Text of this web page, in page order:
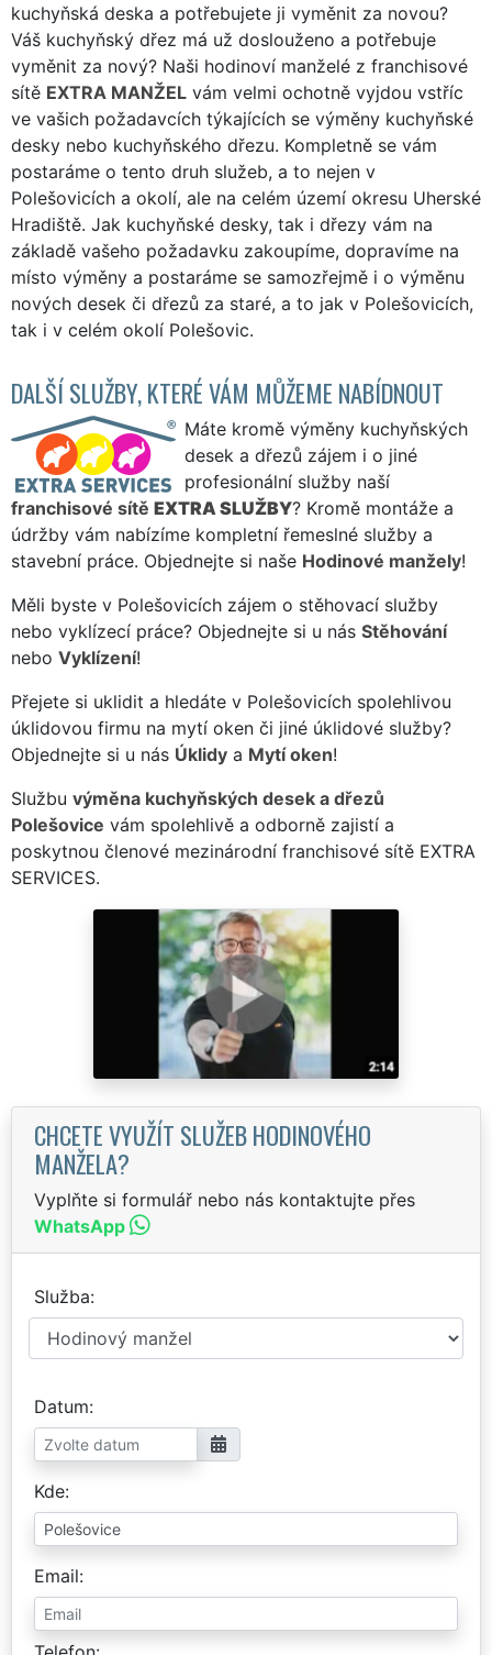
kuchyňská deska a potřebujete ji vyměnit za novou?
Váš kuchyňský dřez má už doslouženo a potřebuje
vyměnit za nový? Naši hodinoví manželé z franchisové
sítě EXTRA MANŽEL vám velmi ochotně vyjdou vstříc
ve vašich požadavcích týkajících se výměny kuchyňské
desky nebo kuchyňského dřezu. Kompletně se vám
postaráme o tento druh služeb, a to nejen v
Polešovicích a okolí, ale na celém území okresu Uherské
Hradiště. Jak kuchyňské desky, tak i dřezy vám na
základě vašeho požadavku zakoupíme, dopravíme na
místo výměny a postaráme se samozřejmě i o výměnu
nových desek či dřezů za staré, a to jak v Polešovicích,
tak i v celém okolí Polešovic.
DALŠÍ SLUŽBY, KTERÉ VÁM MŮŽEME NABÍDNOUT
Máte kromě výměny kuchyňských
desek a dřezů zájem i o jiné
profesionální služby naší
franchisové sítě EXTRA SLUŽBY? Kromě montáže a
údržby vám nabízíme kompletní řemeslné služby a
stavební práce. Objednejte si naše Hodinové manžely!
Měli byste v Polešovicích zájem o stěhovací služby
nebo vyklízecí práce? Objednejte si u nás Stěhování
nebo Vyklízení!
Přejete si uklidit a hledáte v Polešovicích spolehlivou
úklidovou firmu na mytí oken či jiné úklidové služby?
Objednejte si u nás Úklidy a Mytí oken!
Službu výměna kuchyňských desek a dřezů
Polešovice vám spolehlivě a odborně zajistí a
poskytnou členové mezinárodní franchisové sítě EXTRA
SERVICES.
CHCETE VYUŽÍT SLUŽEB HODINOVÉHO
MANŽELA?
Vyplňte si formulář nebo nás kontaktujte přes
WhatsApp
Služba
Datum
Kde
Email